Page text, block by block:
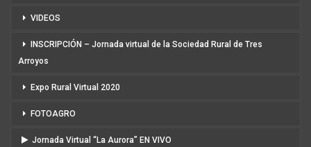
VIDEOS
INSCRIPCIÓN – Jornada virtual de la Sociedad Rural de Tres
Arroyos
Expo Rural Virtual 2020
FOTOAGRO
Jornada Virtual “La Aurora” EN VIVO